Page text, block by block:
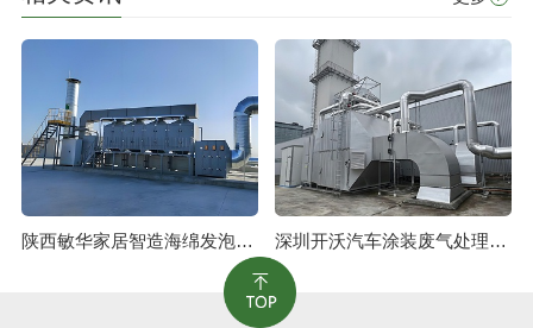
陕西敏华家居智造海绵发泡废气治理工程 深圳开沃汽车涂装废气处理工程